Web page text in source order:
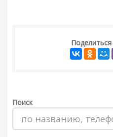
Поиск